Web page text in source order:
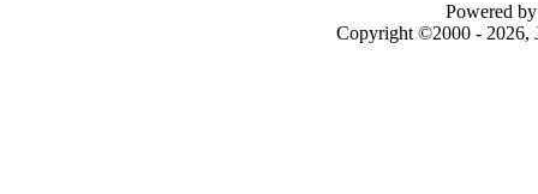
Powered
Copyright ©2000 - 2026,